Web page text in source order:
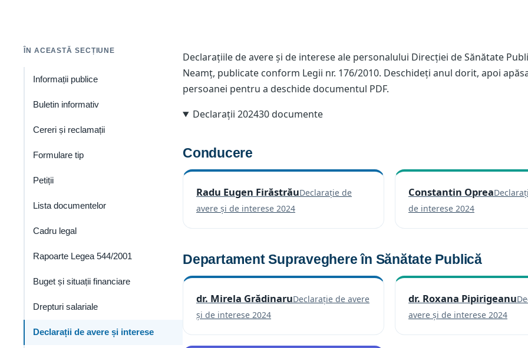
ÎN ACEASTĂ SECȚIUNE
Informații publice
Buletin informativ
Cereri și reclamații
Formulare tip
Petiții
Lista documentelor
Cadru legal
Rapoarte Legea 544/2001
Buget și situații financiare
Drepturi salariale
Declarații de avere și interese
Declarațiile de avere și de interese ale personalului Direcției de Sănătate
Neamț, publicate conform Legii nr. 176/2010. Deschideți anul dorit, apoi
persoanei pentru a deschide documentul PDF.
Declarații 202430 documente
Conducere
Radu Eugen FirăstrăuDeclarație de
avere și de interese 2024(se deschide într-o filă nouă)
Constantin Oprea
de interese 2024(se
Departament Supraveghere în Sănătate Publică
dr. Mirela GrădinaruDeclarație de avere
și de interese 2024(se deschide într-o filă nouă)
dr. Roxana Pipirigeanu
avere și de interese 2024(se